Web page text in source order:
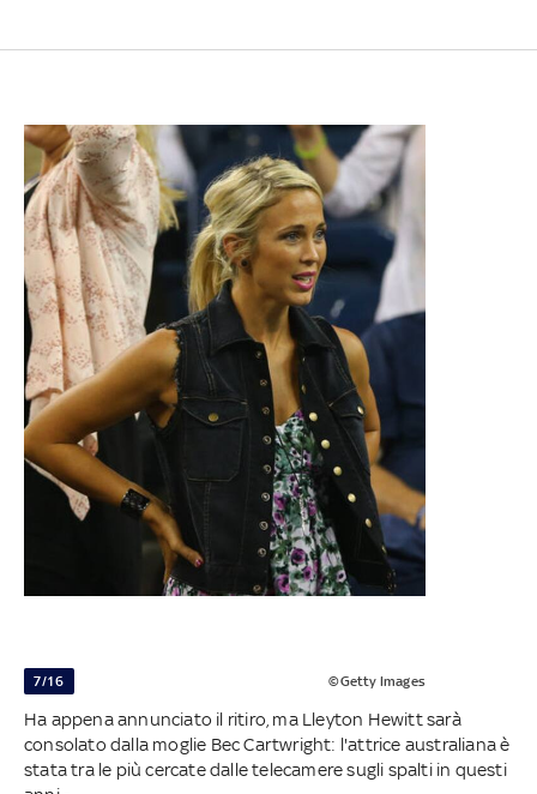
7/16 ©Getty Images
Ha appena annunciato il ritiro, ma Lleyton Hewitt sarà
consolato dalla moglie Bec Cartwright: l'attrice australiana è
stata tra le più cercate dalle telecamere sugli spalti in questi